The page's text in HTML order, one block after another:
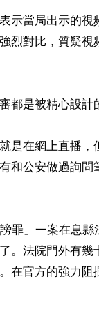
示當局出示的
烈對比，質疑
都是被精心設計
是在網上直播，
和公安做過詢
罪」一案在息
。法院門外有
在官方的強力